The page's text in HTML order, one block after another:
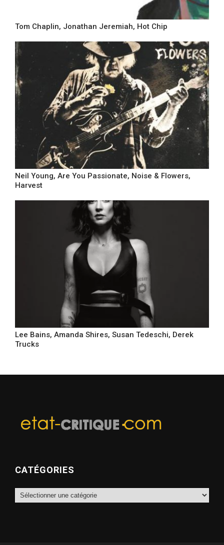
Tom Chaplin, Jonathan Jeremiah, Hot Chip
Neil Young, Are You Passionate, Noise & Flowers,
Harvest
Lee Bains, Amanda Shires, Susan Tedeschi, Derek
Trucks
CATÉGORIES
Catégories